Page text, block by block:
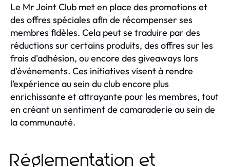
Le Mr Joint Club met en place des promotions et
des offres spéciales afin de récompenser ses
membres fidèles. Cela peut se traduire par des
réductions sur certains produits, des offres sur les
frais d'adhésion, ou encore des giveaways lors
d'événements. Ces initiatives visent à rendre
l’expérience au sein du club encore plus
enrichissante et attrayante pour les membres, tout
en créant un sentiment de camaraderie au sein de
la communauté.
Réglementation et